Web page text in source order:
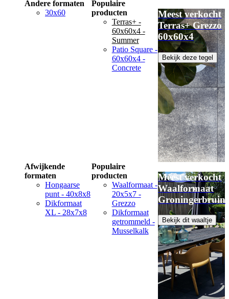
Andere formaten
30x60
Populaire
producten
Terras+ -
60x60x4 -
Summer
Patio Square -
60x60x4 -
Concrete
Meest verkocht
Terras+ Grezzo
60x60x4
Bekijk deze tegel
Afwijkende
formaten
Hongaarse
punt - 40x8x8
Dikformaat
XL - 28x7x8
Populaire
producten
Waalformaat -
20x5x7 -
Grezzo
Dikformaat
getrommeld -
Musselkalk
Meest verkocht
Waalformaat
Groningerbruin
Bekijk dit waaltje